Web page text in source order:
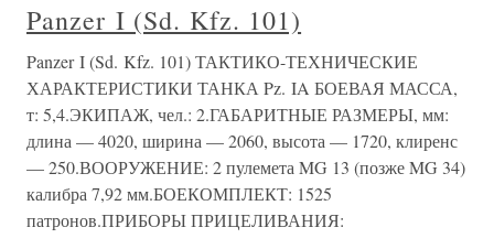
Panzer I (Sd. Kfz. 101)
Panzer I (Sd. Kfz. 101) ТАКТИКО-ТЕХНИЧЕСКИЕ
ХАРАКТЕРИСТИКИ ТАНКА Pz. IA БОЕВАЯ МАССА,
т: 5,4.ЭКИПАЖ, чел.: 2.ГАБАРИТНЫЕ РАЗМЕРЫ, мм:
длина — 4020, ширина — 2060, высота — 1720, клиренс
— 250.ВООРУЖЕНИЕ: 2 пулемета MG 13 (позже MG 34)
калибра 7,92 мм.БОЕКОМПЛЕКТ: 1525
патронов.ПРИБОРЫ ПРИЦЕЛИВАНИЯ: